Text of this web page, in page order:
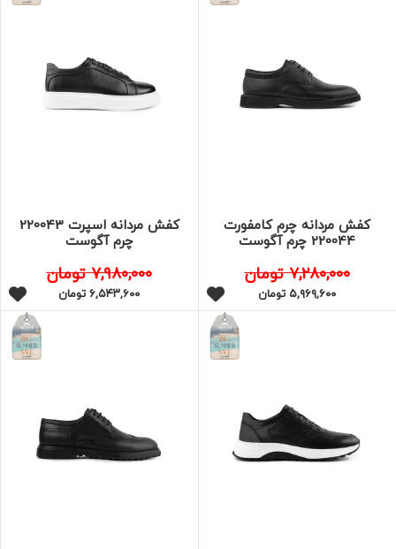
کفش مردانه چرم کامفورت
220044 چرم آگوست
۷,۲۸۰,۰۰۰تومان
۵,۹۶۹,۶۰۰تومان
کفش مردانه اسپرت 220043
چرم آگوست
۷,۹۸۰,۰۰۰تومان
۶,۵۴۳,۶۰۰تومان